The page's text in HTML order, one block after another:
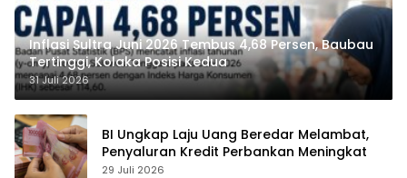
Inflasi Sultra Juni 2026 Tembus 4,68 Persen, Baubau
Tertinggi, Kolaka Posisi Kedua
31 Juli 2026
BI Ungkap Laju Uang Beredar Melambat,
Penyaluran Kredit Perbankan Meningkat
29 Juli 2026